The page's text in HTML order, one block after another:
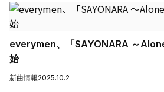
everymen、「SAYONARA ～
始
新曲情報2025.10.2